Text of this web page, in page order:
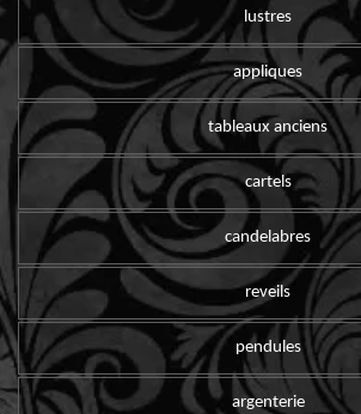
lustres
appliques
tableaux anciens
cartels
candelabres
reveils
pendules
argenterie